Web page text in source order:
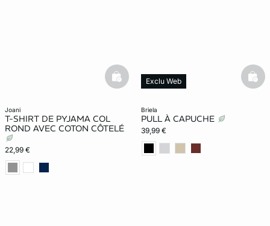
joani
T-SHIRT DE PYJAMA COL
ROND AVEC COTON CÔTELÉ
22,99 €
basketfull
briela
PULL À CAPUCHE
39,99 €
Exclu Web